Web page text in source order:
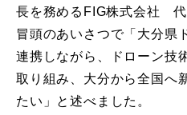
長を務めるFIG株式会社 代
冒頭のあいさつで「大分県
連携しながら、ドローン技
取り組み、大分から全国へ
たい」と述べました。